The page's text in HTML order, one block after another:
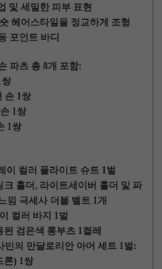
및 세밀한 피부 표현
헤어스타일을 정교하게 조형
포인트 바디
파츠 총 8개 포함:
손 1쌍
1쌍
1쌍
이 컬러 플라이트 슈트 1벌
홀더, 라이트세이버 홀더 및 파
낌 극세사 더블 벨트 1개
컬러 바지 1벌
검은색 롱부츠 1켤레
의 만달로리안 아머 세트 1벌:
론) 1쌍